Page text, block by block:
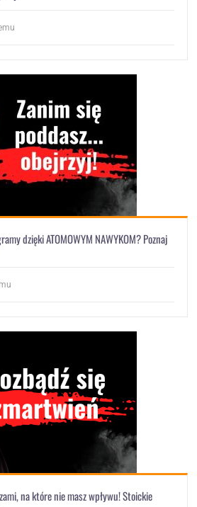
dzięki ATOMOWYM NAWYKOM? Poznaj
na które nie masz wpływu! Stoickie